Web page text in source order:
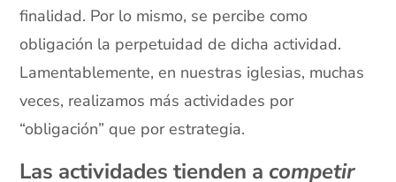
finalidad. Por lo mismo, se percibe como
obligación la perpetuidad de dicha actividad.
Lamentablemente, en nuestras iglesias, muchas
veces, realizamos más actividades por
“obligación” que por estrategia.
Las actividades tienden a competir